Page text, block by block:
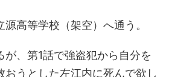
高等学校（架空）へ通う。
が、第1話で強盗犯から自分を
おうとした左江内に死んで欲し